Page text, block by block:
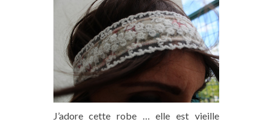
J’adore cette robe … elle est vieille